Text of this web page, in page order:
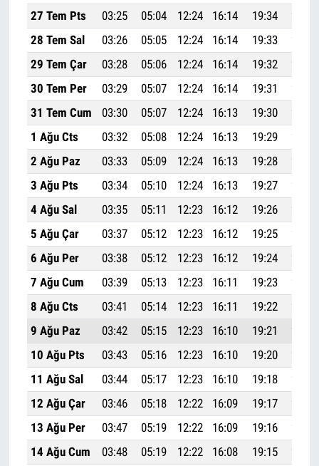
27 Tem Pts
03:25 05:04 12:24 16:14 19:34
28 Tem Sal
03:26 05:05 12:24 16:14 19:33
29 Tem Çar
03:28 05:06 12:24 16:14 19:32
30 Tem Per
03:29 05:07 12:24 16:14 19:31
31 Tem Cum
03:30 05:07 12:24 16:13 19:30
1 Ağu Cts
03:32 05:08 12:24 16:13 19:29
2 Ağu Paz
03:33 05:09 12:24 16:13 19:28
3 Ağu Pts
03:34 05:10 12:24 16:13 19:27
4 Ağu Sal
03:35 05:11 12:23 16:12 19:26
5 Ağu Çar
03:37 05:12 12:23 16:12 19:25
6 Ağu Per
03:38 05:12 12:23 16:12 19:24
7 Ağu Cum
03:39 05:13 12:23 16:11 19:23
8 Ağu Cts
03:41 05:14 12:23 16:11 19:22
9 Ağu Paz
03:42 05:15 12:23 16:10 19:21
10 Ağu Pts
03:43 05:16 12:23 16:10 19:20
11 Ağu Sal
03:44 05:17 12:23 16:10 19:18
12 Ağu Çar
03:46 05:18 12:22 16:09 19:17
13 Ağu Per
03:47 05:19 12:22 16:09 19:16
14 Ağu Cum
03:48 05:19 12:22 16:08 19:15